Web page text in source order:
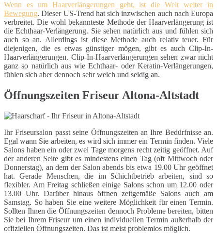
Wenn es um Haarverlängerungen geht, ist die Welt weiter in
Bewegung. Dieser US-Trend hat sich inzwischen auch nach Europa
verbreitet. Die wohl bekannteste Methode der Haarverlängerung ist
die Echthaar-Verlängerung. Sie sehen natürlich aus und fühlen sich
auch so an. Allerdings ist diese Methode auch relativ teuer. Für
diejenigen, die es etwas günstiger mögen, gibt es auch Clip-In-
Haarverlängerungen. Clip-In-Haarverlängerungen sehen zwar nicht
ganz so natürlich aus wie Echthaar- oder Keratin-Verlängerungen,
fühlen sich aber dennoch sehr weich und seidig an.
Öffnungszeiten Friseur Altona-Altstadt
Ihr Friseursalon passt seine Öffnungszeiten an Ihre Bedürfnisse an.
Egal wann Sie arbeiten, es wird sich immer ein Termin finden. Viele
Salons haben ein oder zwei Tage morgens recht zeitig geöffnet. Auf
der anderen Seite gibt es mindestens einen Tag (oft Mittwoch oder
Donnerstag), an dem der Salon abends bis etwa 19.00 Uhr geöffnet
hat. Gerade Menschen, die im Schichtbetrieb arbeiten, sind so
flexibler. Am Freitag schließen einige Salons schon um 12.00 oder
13.00 Uhr. Darüber hinaus öffnen zeitgemäße Salons auch am
Samstag. So haben Sie eine weitere Möglichkeit für einen Termin.
Sollten Ihnen die Öffnungszeiten dennoch Probleme bereiten, bitten
Sie bei Ihrem Friseur um einen individuellen Termin außerhalb der
offiziellen Öffnungszeiten. Das ist meist problemlos möglich.